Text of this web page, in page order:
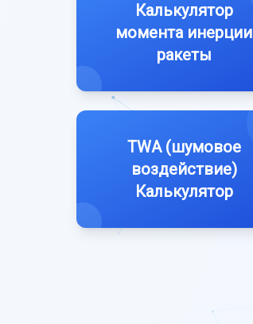
Калькулятор
момента инерции
ракеты
TWA (шумовое
воздействие)
Калькулятор